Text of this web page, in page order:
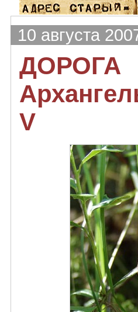
10 августа
V